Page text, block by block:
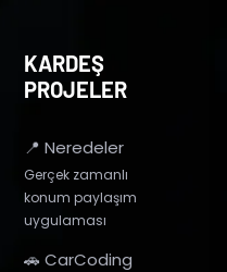
KARDEŞ
PROJELER
📍 Neredeler
Gerçek zamanlı
konum paylaşım
uygulaması
🚗 CarCoding